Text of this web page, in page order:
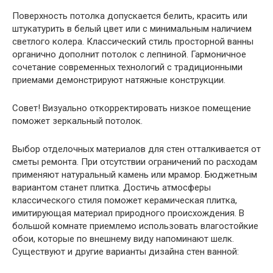
Поверхность потолка допускается белить, красить или
штукатурить в белый цвет или с минимальным наличием
светлого колера. Классический стиль просторной ванны
органично дополнит потолок с лепниной. Гармоничное
сочетание современных технологий с традиционными
приемами демонстрируют натяжные конструкции.
Совет! Визуально откорректировать низкое помещение
поможет зеркальный потолок.
Выбор отделочных материалов для стен отталкивается от
сметы ремонта. При отсутствии ограничений по расходам
применяют натуральный камень или мрамор. Бюджетным
вариантом станет плитка. Достичь атмосферы
классического стиля поможет керамическая плитка,
имитирующая материал природного происхождения. В
большой комнате приемлемо использовать влагостойкие
обои, которые по внешнему виду напоминают шелк.
Существуют и другие варианты дизайна стен ванной: